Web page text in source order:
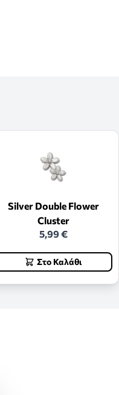
Silver Double Flower
Cluster
5,99 €
Στο Καλάθι